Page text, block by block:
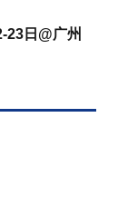
23日@广州